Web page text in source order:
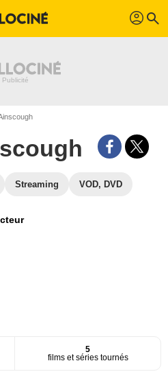
profil search
Streaming VOD, DVD
5
films et séries tournés